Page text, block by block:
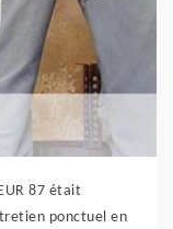
87 était
ponctuel en